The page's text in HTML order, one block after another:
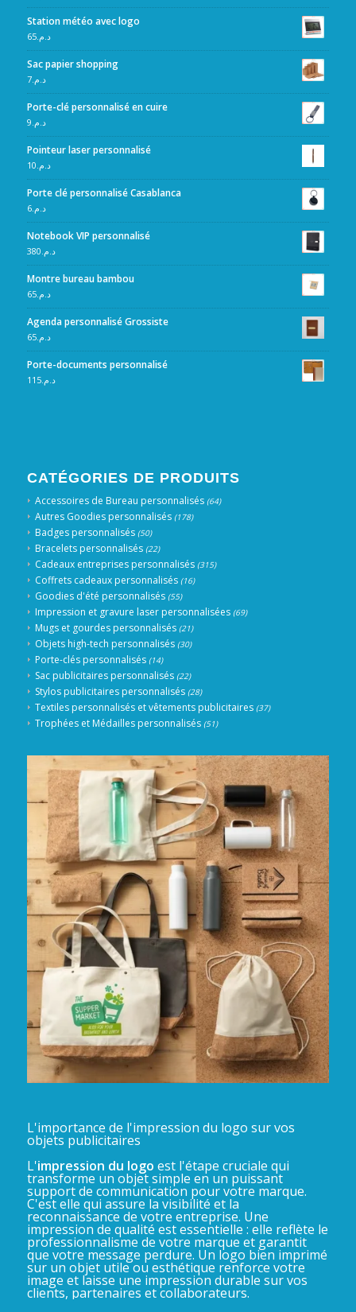
Station météo avec logo
د.م.65
Sac papier shopping
د.م.7
Porte-clé personnalisé en cuire
د.م. 9
Pointeur laser personnalisé
د.م. 10
Porte clé personnalisé Casablanca
د.م.6
Notebook VIP personnalisé
د.م. 380
Montre bureau bambou
د.م.65
Agenda personnalisé Grossiste
د.م.65
Porte-documents personnalisé
د.م.115
CATÉGORIES DE PRODUITS
Accessoires de Bureau personnalisés (64)
Autres Goodies personnalisés (178)
Badges personnalisés (50)
Bracelets personnalisés (22)
Cadeaux entreprises personnalisés (315)
Coffrets cadeaux personnalisés (16)
Goodies d'été personnalisés (55)
Impression et gravure laser personnalisées (69)
Mugs et gourdes personnalisés (21)
Objets high-tech personnalisés (30)
Porte-clés personnalisés (14)
Sac publicitaires personnalisés (22)
Stylos publicitaires personnalisés (28)
Textiles personnalisés et vêtements publicitaires (37)
Trophées et Médailles personnalisés (51)
L'importance de l'impression du logo sur vos
objets publicitaires
L'impression du logo est l'étape cruciale qui
transforme un objet simple en un puissant
support de communication pour votre marque.
C'est elle qui assure la visibilité et la
reconnaissance de votre entreprise. Une
impression de qualité est essentielle : elle reflète le
professionnalisme de votre marque et garantit
que votre message perdure. Un logo bien imprimé
sur un objet utile ou esthétique renforce votre
image et laisse une impression durable sur vos
clients, partenaires et collaborateurs.